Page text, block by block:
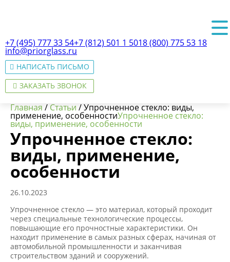
+7 (495) 777 33 54+7 (812) 501 1 5018 (800) 775 53 18
info@priorglass.ru
НАПИСАТЬ ПИСЬМО
ЗАКАЗАТЬ ЗВОНОК
О нас
Главная / Статьи /Упрочненное стекло: виды,
применение, особенностиУпрочненное стекло:
виды, применение, особенности
Упрочненное стекло:
виды, применение,
особенности
26.10.2023
Упрочненное стекло — это материал, который проходит
через специальные технологические процессы,
повышающие его прочностные характеристики. Он
находит применение в самых разных сферах, начиная от
автомобильной промышленности и заканчивая
строительством зданий и сооружений.